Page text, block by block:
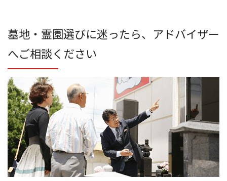
墓地・霊園選びに迷ったら、アドバイザー
へご相談ください